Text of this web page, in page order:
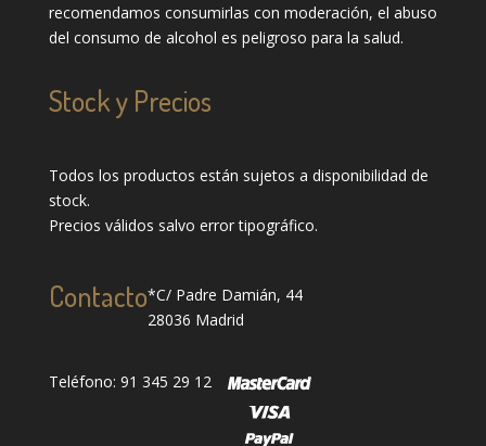
recomendamos consumirlas con moderación, el abuso
del consumo de alcohol es peligroso para la salud.
Stock y Precios
Todos los productos están sujetos a disponibilidad de
stock.
Precios válidos salvo error tipográfico.
Contacto*C/ Padre Damián, 44
28036 Madrid
Teléfono: 91 345 29 12